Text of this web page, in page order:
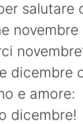
salutare
novembre
dicembre
e amore:
dicembre!